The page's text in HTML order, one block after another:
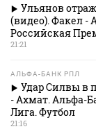
Ульянов
(видео). Факел -
Российская
21:21
АЛЬФА-БАНК РПЛ
Удар Силвы в
- Ахмат. Альфа-
Лига. Футбол
21:16